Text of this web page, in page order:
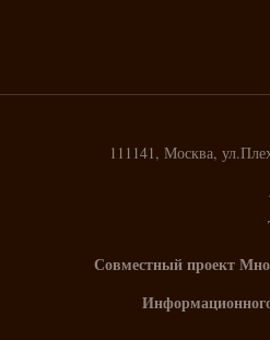
111141, Москва,
Совместный проект